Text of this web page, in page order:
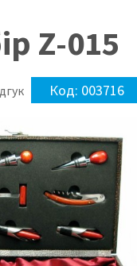
Z-015
Код: 003716